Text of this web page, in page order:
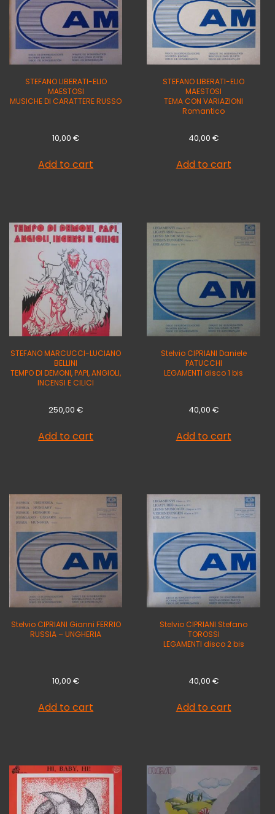
STEFANO LIBERATI-ELIO
MAESTOSI
MUSICHE DI CARATTERE RUSSO
10,00 €
Add to cart
STEFANO LIBERATI-ELIO
MAESTOSI
TEMA CON VARIAZIONI
Romantico
40,00 €
Add to cart
STEFANO MARCUCCI-LUCIANO
BELLINI
TEMPO DI DEMONI, PAPI, ANGIOLI,
INCENSI E CILICI
250,00 €
Add to cart
Stelvio CIPRIANI Daniele
PATUCCHI
LEGAMENTI disco 1 bis
40,00 €
Add to cart
Stelvio CIPRIANI Gianni FERRIO
RUSSIA – UNGHERIA
10,00 €
Add to cart
Stelvio CIPRIANI Stefano
TOROSSI
LEGAMENTI disco 2 bis
40,00 €
Add to cart